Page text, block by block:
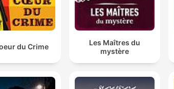
du Crime
Les Maîtres du
mystère